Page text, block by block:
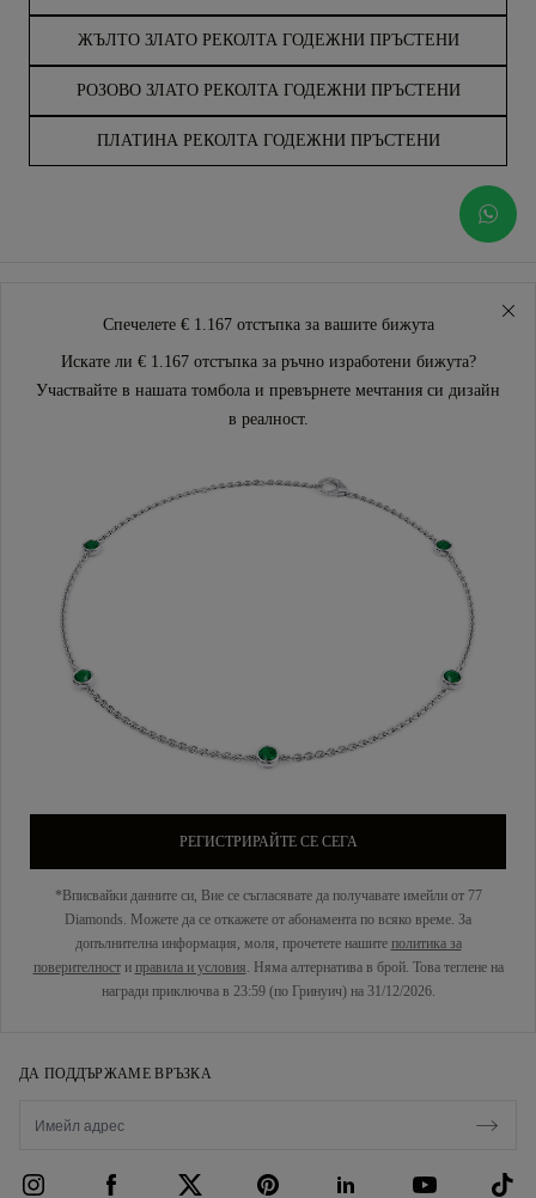
ЖЪЛТО ЗЛАТО РЕКОЛТА ГОДЕЖНИ ПРЪСТЕНИ
РОЗОВО ЗЛАТО РЕКОЛТА ГОДЕЖНИ ПРЪСТЕНИ
ПЛАТИНА РЕКОЛТА ГОДЕЖНИ ПРЪСТЕНИ
Спечелете € 1.167 отстъпка за вашите бижута
Искате ли € 1.167 отстъпка за ръчно изработени бижута?
Участвайте в нашата томбола и превърнете мечтания си дизайн
в реалност.
РЕГИСТРИРАЙТЕ СЕ СЕГА
*Вписвайки данните си, Вие се съгласявате да получавате имейли от 77
Diamonds. Можете да се откажете от абонамента по всяко време. За
допълнителна информация, моля, прочетете нашите политика за
поверителности правила и условия. Няма алтернатива в брой. Това теглене на
награди приключва в 23:59 (по Гринуич) на 31/12/2026.
ДА ПОДДЪРЖАМЕ ВРЪЗКА